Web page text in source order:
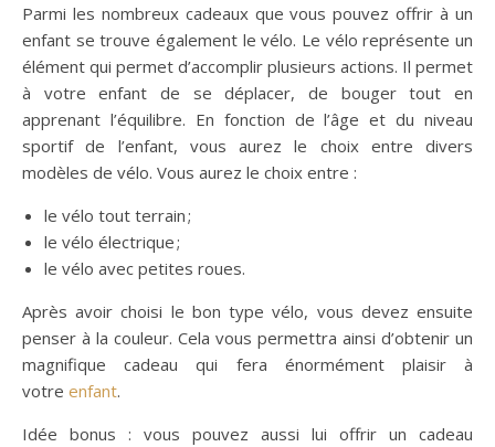
Parmi les nombreux cadeaux que vous pouvez offrir à un
enfant se trouve également le vélo. Le vélo représente un
élément qui permet d’accomplir plusieurs actions. Il permet
à votre enfant de se déplacer, de bouger tout en
apprenant l’équilibre. En fonction de l’âge et du niveau
sportif de l’enfant, vous aurez le choix entre divers
modèles de vélo. Vous aurez le choix entre :
le vélo tout terrain ;
le vélo électrique ;
le vélo avec petites roues.
Après avoir choisi le bon type vélo, vous devez ensuite
penser à la couleur. Cela vous permettra ainsi d’obtenir un
magnifique cadeau qui fera énormément plaisir à
votre enfant.
Idée bonus : vous pouvez aussi lui offrir un cadeau